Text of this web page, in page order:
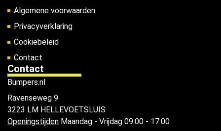
Algemene voorwaarden
Privacyverklaring
Cookiebeleid
Contact
Contact
Bumpers.nl
Ravenseweg 9
3223 LM HELLEVOETSLUIS
Openingstijden Maandag - Vrijdag 09:00 - 17:00